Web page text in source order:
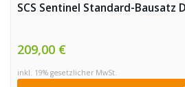
SCS Sentinel Standard-Bausatz
209,00 €
inkl. 19% gesetzlicher MwSt.